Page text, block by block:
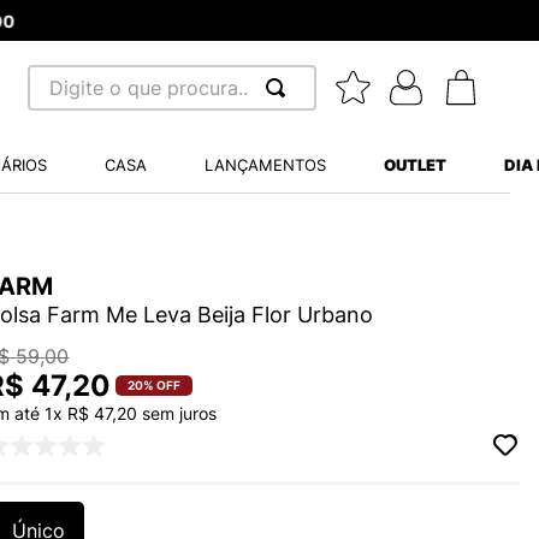
Digite o que procura...
CASA LANÇAMENTOS OUTLET DIA
Farm Me Leva Beija Flor Urbano
59,00
47,20 20% OFF
até1x R$ 47,20 sem juros
Único
BALANCE 530
WHITE
VANS ULTRARANGE